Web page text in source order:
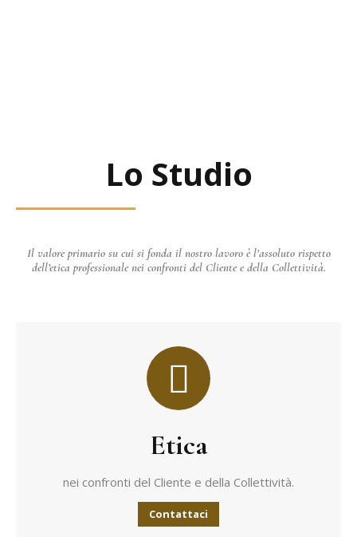
Lo Studio
Il valore primario su cui si fonda il nostro lavoro è l’assoluto rispetto
dell’etica professionale nei confronti del Cliente e della Collettività.
Etica
nei confronti del Cliente e della Collettività.
Contattaci